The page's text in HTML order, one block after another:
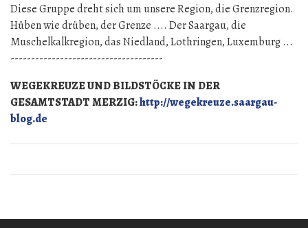
Diese Gruppe dreht sich um unsere Region, die Grenzregion.
Hüben wie drüben, der Grenze .... Der Saargau, die
Muschelkalkregion, das Niedland, Lothringen, Luxemburg ...
-------------------------------------
WEGEKREUZE UND BILDSTÖCKE IN DER
GESAMTSTADT MERZIG:http://wegekreuze.saargau-
blog.de